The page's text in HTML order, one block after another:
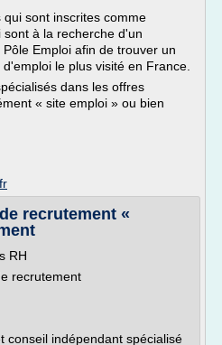
sont inscrites comme
à la recherche d'un
Emploi afin de trouver un
le plus visité en France.
dans les offres
« site emploi » ou bien
recrutement «
RH
recrutement
conseil indépendant spécialisé